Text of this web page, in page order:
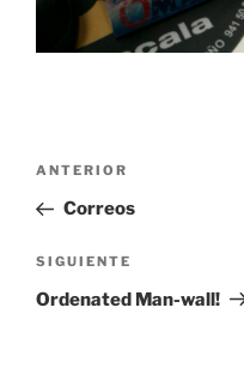
Navegación
entradas
Entrada
anterior:
ANTERIOR
Correos
Siguiente
entrada
SIGUIENTE
Ordenated Man-wall!